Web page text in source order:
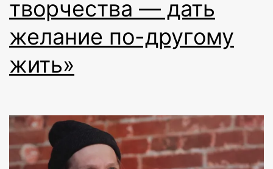
творчества — дать
желание по-другому
жить»